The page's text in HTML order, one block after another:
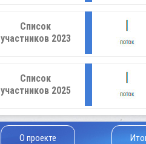
Список
участников 2023
Список
участников 2025
О проекте